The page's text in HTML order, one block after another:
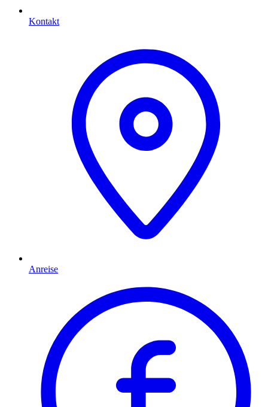
Kontakt
Anreise